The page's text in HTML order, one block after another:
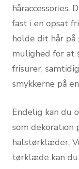
håraccessories.
fast i en opsat
holde dit hår på
mulighed for at
frisurer,
smykkerne på
Endelig kan du
som
halstørklæder.
tørklæde kan